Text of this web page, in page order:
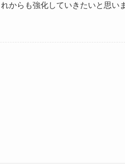
からも強化していきたいと思い